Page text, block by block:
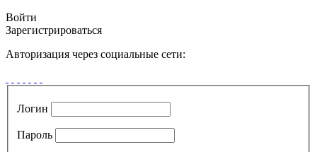
Войти
Зарегистрироваться
Авторизация через социальные сети:
Логин
Пароль